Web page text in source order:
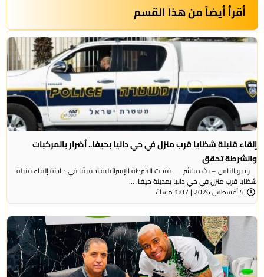
أقرأ أيضاً من هذا القسم
إلقاء قنبلة شظايا قرب منزل في حي دانيا بحيفا.. أضرار بالمركبات
والشرطة تحقق
راديو الناس – بث مباشر فتحت الشرطة الإسرائيلية تحقيقًا في حادثة إلقاء قنبلة
شظايا قرب منزل في حي دانيا بمدينة حيفا، ...
5 أغسطس 2026 | 1:07 مساءً